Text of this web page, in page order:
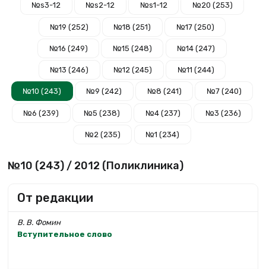
№s3-12 №s2-12 №s1-12 №20 (253)
№19 (252) №18 (251) №17 (250)
№16 (249) №15 (248) №14 (247)
№13 (246) №12 (245) №11 (244)
№10 (243) №9 (242) №8 (241) №7 (240)
№6 (239) №5 (238) №4 (237) №3 (236)
№2 (235) №1 (234)
№10 (243) / 2012 (Поликлиника)
От редакции
В. В. Фомин
Вступительное слово